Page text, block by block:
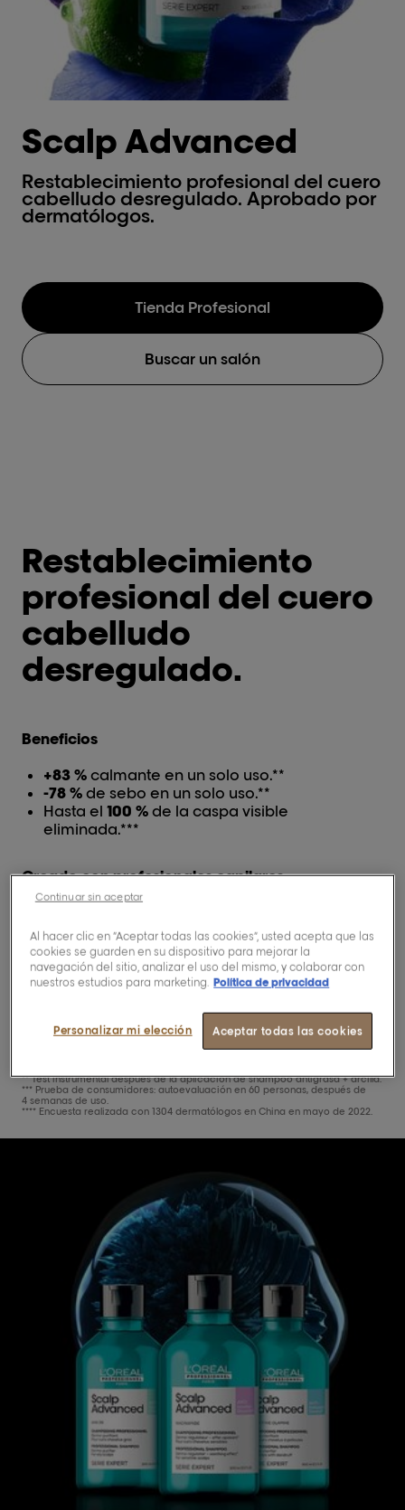
Scalp Advanced
Restablecimiento profesional del cuero
cabelludo desregulado. Aprobado por
dermatólogos.
Tienda Profesional
Buscar un salón
Restablecimiento
profesional del cuero
cabelludo
desregulado.
Beneficios
+83 % calmante en un solo uso.**
-78 % de sebo en un solo uso.**
Hasta el 100 % de la caspa visible
eliminada.***
Creado con profesionales capilares.
Aprobado por dermatólogos.****
Comprar ahora
** Test instrumental después de la aplicación de shampoo antigrasa + arcilla.
*** Prueba de consumidores: autoevaluación en 60 personas, después de
4 semanas de uso.
**** Encuesta realizada con 1304 dermatólogos en China en mayo de 2022.
Al hacer clic en “Aceptar todas las cookies”, usted acepta que las
cookies se guarden en su dispositivo para mejorar la
navegación del sitio, analizar el uso del mismo, y colaborar con
nuestros estudios para marketing. Política de privacidad
Aceptar todas las cookies
Personalizar mi elección
Continuar sin aceptar